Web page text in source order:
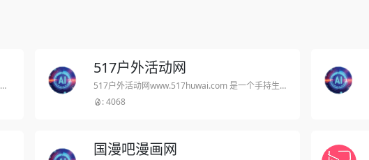
289手机游戏网www.289.com 提供最新的,好玩的苹果手机游戏下载,安卓手游戏下载,是目前国内最专业,最全面的手机单机和网游为一体的综合性下载网站,最经典的游戏全在289手游网是免费下载
517户外活动网
517户外活动网www.517huwai.com 是一个手持生鲜采购应用程序。517户外活动网APP主要为用户提供生鲜,一站式采购服务,517户外活动网APP自建物流,全程冷链配送,产地直达,价格实惠。
: 4068
国漫吧漫画网